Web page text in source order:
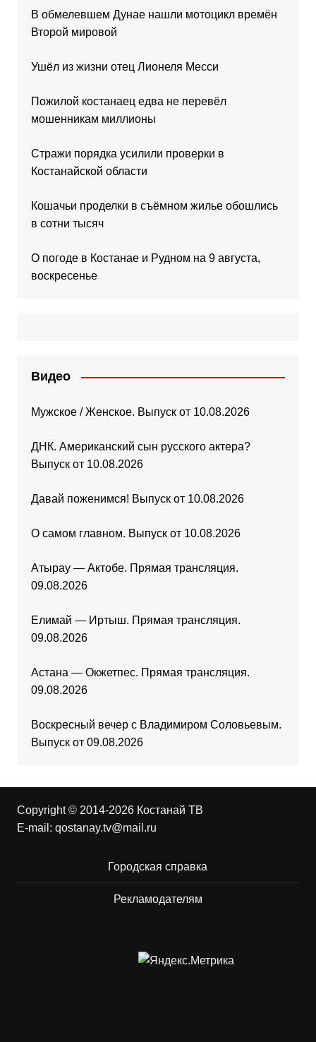
В обмелевшем Дунае нашли мотоцикл времён
Второй мировой
Ушёл из жизни отец Лионеля Месси
Пожилой костанаец едва не перевёл
мошенникам миллионы
Стражи порядка усилили проверки в
Костанайской области
Кошачьи проделки в съёмном жилье обошлись
в сотни тысяч
О погоде в Костанае и Рудном на 9 августа,
воскресенье
Видео
Мужское / Женское. Выпуск от 10.08.2026
ДНК. Американский сын русского актера?
Выпуск от 10.08.2026
Давай поженимся! Выпуск от 10.08.2026
О самом главном. Выпуск от 10.08.2026
Атырау — Актобе. Прямая трансляция.
09.08.2026
Елимай — Иртыш. Прямая трансляция.
09.08.2026
Астана — Окжетпес. Прямая трансляция.
09.08.2026
Воскресный вечер с Владимиром Соловьевым.
Выпуск от 09.08.2026
Copyright © 2014-2026 Костанай ТВ
E-mail: qostanay.tv@mail.ru
Городская справка
Рекламодателям